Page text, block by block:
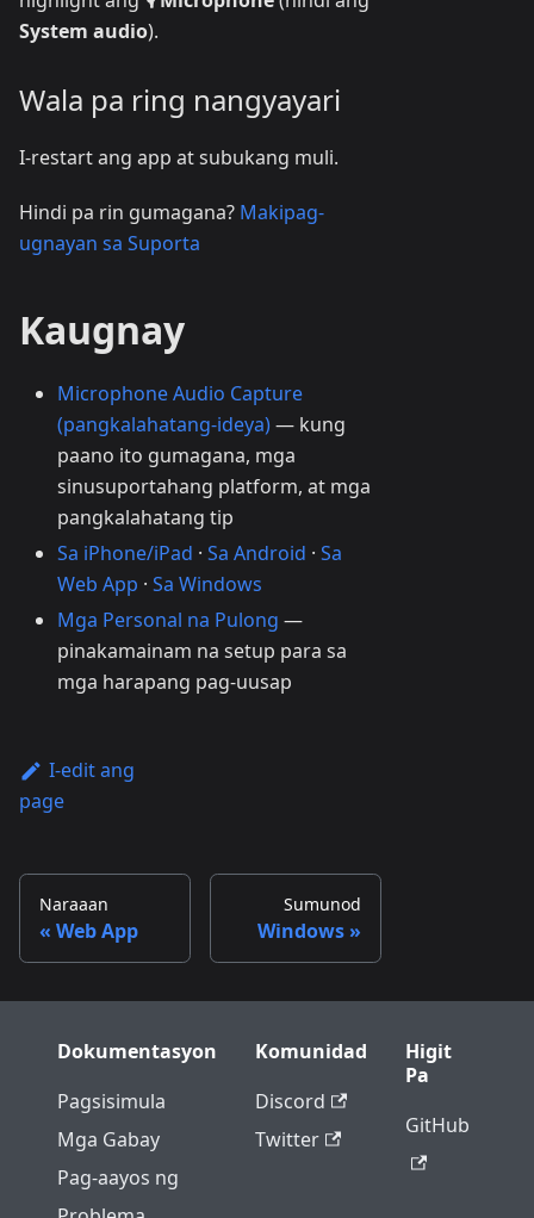
System audio).
Wala pa ring nangyayari
I-restart ang app at subukang muli.
Hindi pa rin gumagana? Makipag-
ugnayan sa Suporta
Kaugnay
Microphone Audio Capture
(pangkalahatang-ideya)— kung
paano ito gumagana, mga
sinusuportahang platform, at mga
pangkalahatang tip
Sa iPhone/iPad · Sa Android · Sa
Web App · Sa Windows
Mga Personal na Pulong —
pinakamainam na setup para sa
mga harapang pag-uusap
I-edit ang
page
Naraaan
Web App
Sumunod
Windows
Dokumentasyon
Pagsisimula
Mga Gabay
Pag-aayos ng
Komunidad
Discord
Twitter
Higit
Pa
GitHub